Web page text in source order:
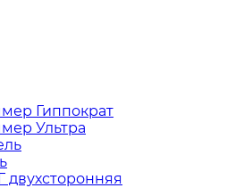
Гиппократ
Ультра
двухсторонняя